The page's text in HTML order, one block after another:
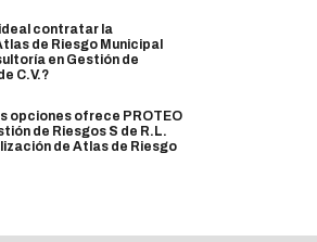
contratar la
de Riesgo Municipal
en Gestión de
C.V.?
opciones ofrece PROTEO
de Riesgos S de R.L.
de Atlas de Riesgo